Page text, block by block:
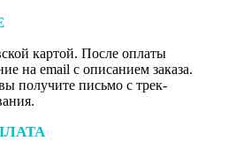
картой. После оплаты
на email с описанием заказа.
получите письмо с трек-